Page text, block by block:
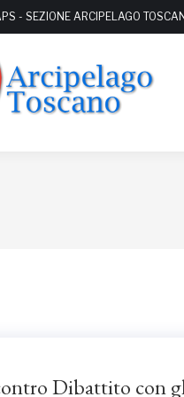
- SEZIONE ARCIPELAGO
Dibattito con